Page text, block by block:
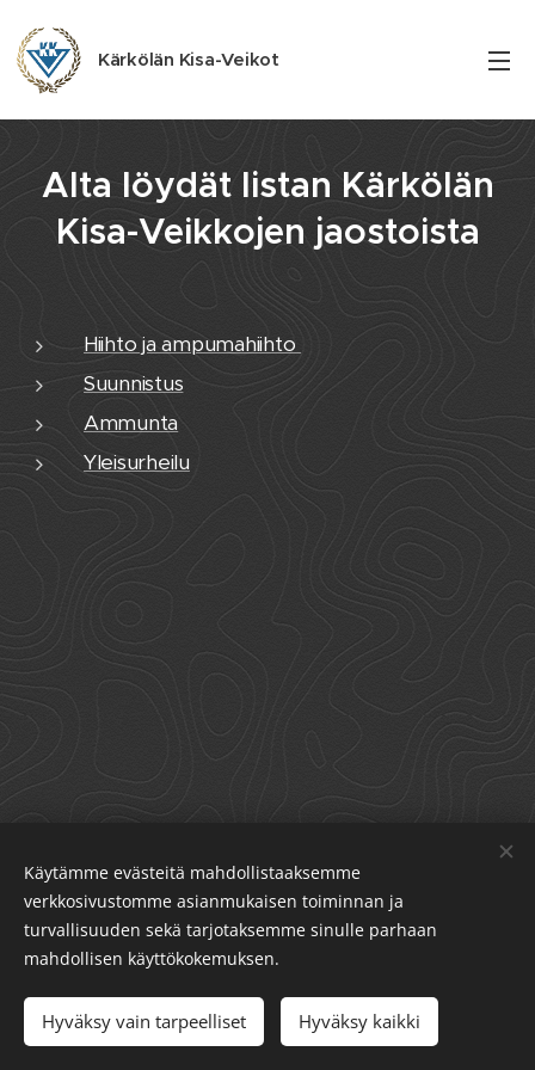
Kärkölän Kisa-Veikot
Alta löydät listan Kärkölän
Kisa-Veikkojen jaostoista
Hiihto ja ampumahiihto
Suunnistus
Ammunta
Yleisurheilu
Kärkölän Kisa-Veikot Ry | Virkatie 1, 16600 Järvelä | Email:
Evästeet
Käytämme evästeitä mahdollistaaksemme
verkkosivustomme asianmukaisen toiminnan ja
turvallisuuden sekä tarjotaksemme sinulle parhaan
mahdollisen käyttökokemuksen.
Hyväksy vain tarpeelliset Hyväksy kaikki